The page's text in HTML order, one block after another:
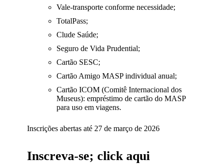
Vale-transporte conforme necessidade;
TotalPass;
Clude Saúde;
Seguro de Vida Prudential;
Cartão SESC;
Cartão Amigo MASP individual anual;
Cartão ICOM (Comitê Internacional dos
Museus): empréstimo de cartão do MASP
para uso em viagens.
Inscrições abertas até 27 de março de 2026
Inscreva-se; click aqui